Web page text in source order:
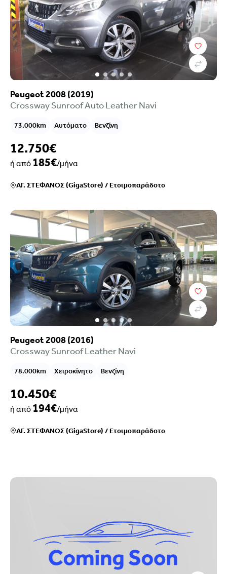
Peugeot 2008 (2019)
Crossway Sunroof Auto Leather Navi
73.000km Αυτόματο Βενζίνη
12.750€
ή από 185€/μήνα
ΑΓ. ΣΤΕΦΑΝΟΣ (GigaStore) /Ετοιμοπαράδοτο
Peugeot 2008 (2016)
Crossway Sunroof Leather Navi
78.000km Χειροκίνητο Βενζίνη
10.450€
ή από 194€/μήνα
ΑΓ. ΣΤΕΦΑΝΟΣ (GigaStore) /Ετοιμοπαράδοτο